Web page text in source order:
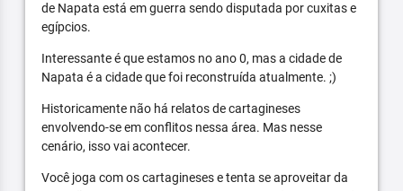
de Napata está em guerra sendo disputada por cuxitas e
egípcios.
Interessante é que estamos no ano 0, mas a cidade de
Napata é a cidade que foi reconstruída atualmente. ;)
Historicamente não há relatos de cartagineses
envolvendo-se em conflitos nessa área. Mas nesse
cenário, isso vai acontecer.
Você joga com os cartagineses e tenta se aproveitar da